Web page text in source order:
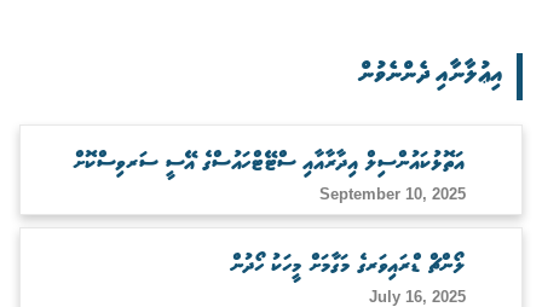
އިޢުލާނާއި ދެންނެވުން
އަތޮޅުކައުންސިލް އިދާރާއާއި ސްޓޭޓްހައުސްގެ އޭސީ ސަރވިސްކޮށް
ބަލަހައްޓާނެ ފަރާތެއް ހޯދުން
September 10, 2025
ލޯންޗް ޑްރައިވަރގެ މަގާމަށް މީހަކު ހޯދުން
July 16, 2025